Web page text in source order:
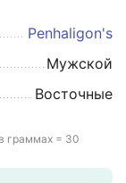
Penhaligon's
Мужской
Восточные
граммах = 30